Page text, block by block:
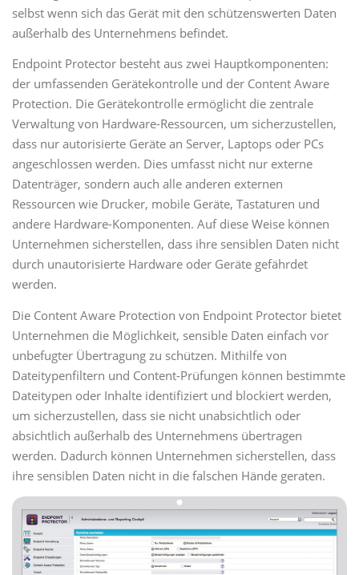
selbst wenn sich das Gerät mit den schützenswerten Daten
außerhalb des Unternehmens befindet.
Endpoint Protector besteht aus zwei Hauptkomponenten:
der umfassenden Gerätekontrolle und der Content Aware
Protection. Die Gerätekontrolle ermöglicht die zentrale
Verwaltung von Hardware-Ressourcen, um sicherzustellen,
dass nur autorisierte Geräte an Server, Laptops oder PCs
angeschlossen werden. Dies umfasst nicht nur externe
Datenträger, sondern auch alle anderen externen
Ressourcen wie Drucker, mobile Geräte, Tastaturen und
andere Hardware-Komponenten. Auf diese Weise können
Unternehmen sicherstellen, dass ihre sensiblen Daten nicht
durch unautorisierte Hardware oder Geräte gefährdet
werden.
Die Content Aware Protection von Endpoint Protector bietet
Unternehmen die Möglichkeit, sensible Daten einfach vor
unbefugter Übertragung zu schützen. Mithilfe von
Dateitypenfiltern und Content-Prüfungen können bestimmte
Dateitypen oder Inhalte identifiziert und blockiert werden,
um sicherzustellen, dass sie nicht unabsichtlich oder
absichtlich außerhalb des Unternehmens übertragen
werden. Dadurch können Unternehmen sicherstellen, dass
ihre sensiblen Daten nicht in die falschen Hände geraten.